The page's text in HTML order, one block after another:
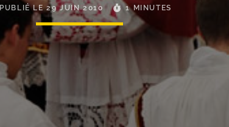
PUBLIÉ LE29 JUIN 2010 1 MINUTES